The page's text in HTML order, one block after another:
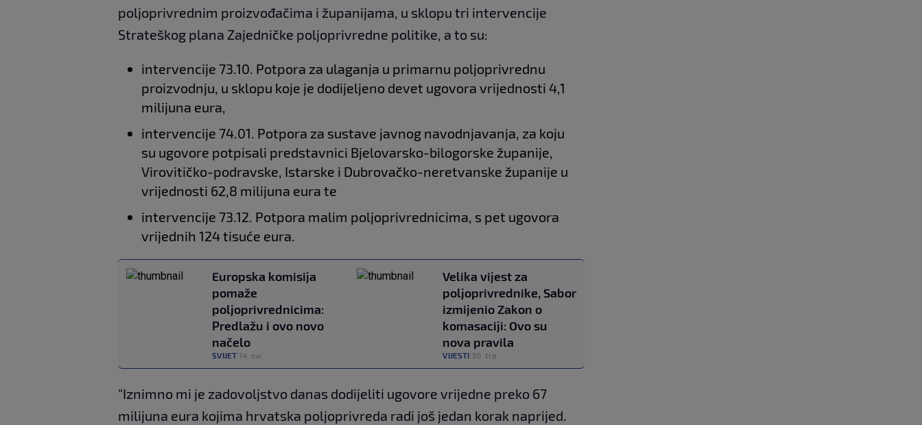
poljoprivrednim proizvođačima i županijama, u sklopu tri intervencije
Strateškog plana Zajedničke poljoprivredne politike, a to su:
intervencije 73.10. Potpora za ulaganja u primarnu poljoprivrednu
proizvodnju, u sklopu koje je dodijeljeno devet ugovora vrijednosti 4,1
milijuna eura,
intervencije 74.01. Potpora za sustave javnog navodnjavanja, za koju
su ugovore potpisali predstavnici Bjelovarsko-bilogorske županije,
Virovitičko-podravske, Istarske i Dubrovačko-neretvanske županije u
vrijednosti 62,8 milijuna eura te
intervencije 73.12. Potpora malim poljoprivrednicima, s pet ugovora
vrijednih 124 tisuće eura.
Europska komisija
pomaže
poljoprivrednicima:
Predlažu i ovo novo
načelo
SVIJET 14. svi.
Velika vijest za
poljoprivrednike, Sabor
izmijenio Zakon o
komasaciji: Ovo su
nova pravila
VIJESTI 30. tra.
"Iznimno mi je zadovoljstvo danas dodijeliti ugovore vrijedne preko 67
milijuna eura kojima hrvatska poljoprivreda radi još jedan korak naprijed.